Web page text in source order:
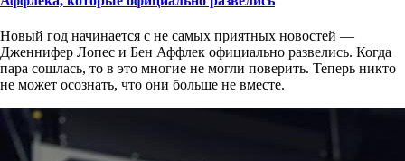
Новый год начинается с не самых приятных новостей —
Дженнифер Лопес и Бен Аффлек официально развелись. Когда
пара сошлась, то в это многие не могли поверить. Теперь никто
не может осознать, что они больше не вместе.